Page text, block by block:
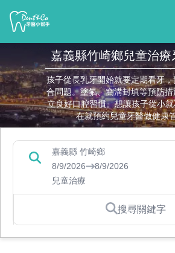
嘉義縣竹崎鄉兒童治療
孩子從長乳牙開始就要定期看牙
合問題。塗氟、窩溝封填等預防
立良好口腔習慣。想讓孩子從小
在就預約兒童牙醫做健康
嘉義縣 竹崎鄉
8/9/2026
8/9/2026
兒童治療
搜尋關鍵字